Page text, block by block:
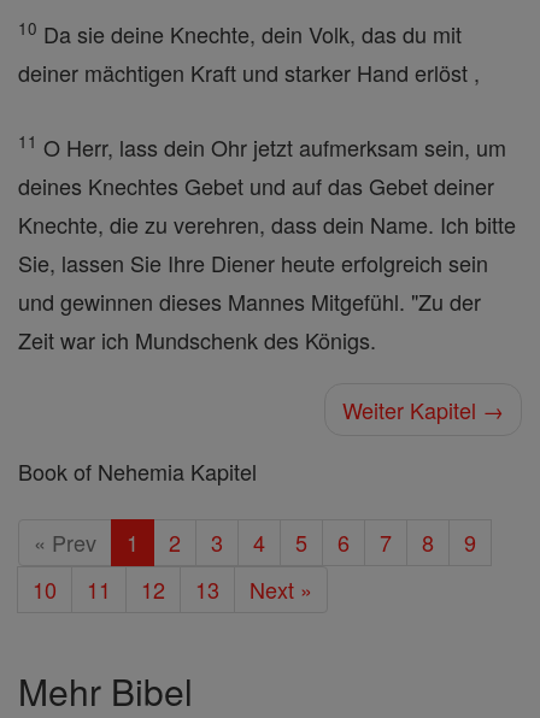
10 Da sie deine Knechte, dein Volk, das du mit
deiner mächtigen Kraft und starker Hand erlöst ,
11 O Herr, lass dein Ohr jetzt aufmerksam sein, um
deines Knechtes Gebet und auf das Gebet deiner
Knechte, die zu verehren, dass dein Name. Ich bitte
Sie, lassen Sie Ihre Diener heute erfolgreich sein
und gewinnen dieses Mannes Mitgefühl. "Zu der
Zeit war ich Mundschenk des Königs.
Weiter Kapitel →
Book of Nehemia Kapitel
« Prev 1 2 3 4 5 6 7 8
9
10
11 12 13 Next »
Mehr Bibel